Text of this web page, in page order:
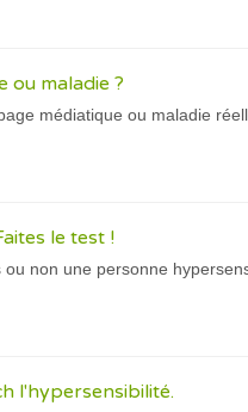
ou maladie ?
médiatique ou maladie
le test !
non une personne
l'hypersensibilité.